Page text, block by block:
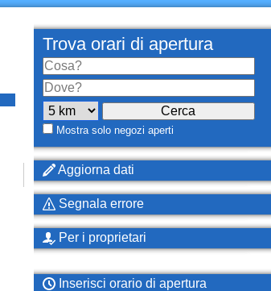
Trova orari di apertura
Mostra solo negozi aperti
Aggiorna dati
Segnala errore
Per i proprietari
Inserisci orario di apertura